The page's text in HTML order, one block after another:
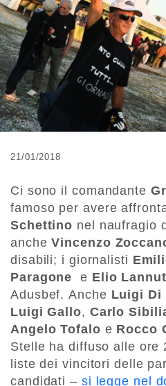
21/01/2018
Ci sono il comandante
famoso per avere
Schettino nel naufragio
ancheVincenzo
disabili; i giornalisti
Paragone e Elio
Adusbef. Anche Luigi Di
Luigi Gallo, Carlo
Angelo Tofalo e Rocco
Stelle ha diffuso alle ore
liste dei vincitori delle
candidati – si legge nel